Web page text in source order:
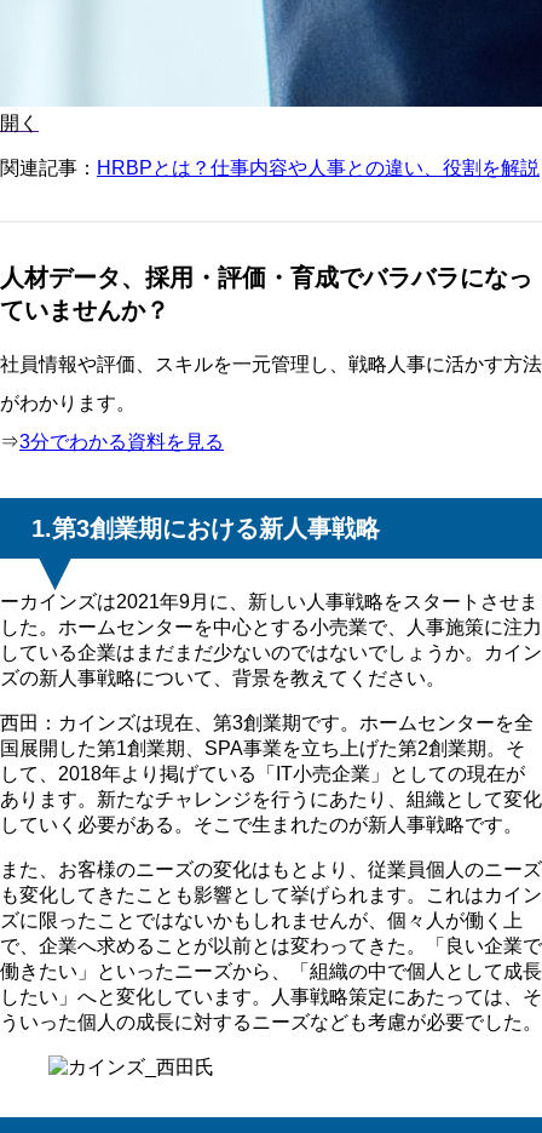
開く
関連記事： HRBPとは？仕事内容や人事との違い、役割を解説
人材データ、採用・評価・育成でバラバラになっ
ていませんか？
社員情報や評価、スキルを一元管理し、戦略人事に活かす方法
がわかります。
⇒3分でわかる資料を見る
1.第3創業期における新人事戦略
ーカインズは2021年9月に、新しい人事戦略をスタートさせま
した。ホームセンターを中心とする小売業で、人事施策に注力
している企業はまだまだ少ないのではないでしょうか。カイン
ズの新人事戦略について、背景を教えてください。
西田：カインズは現在、第3創業期です。ホームセンターを全
国展開した第1創業期、SPA事業を立ち上げた第2創業期。そ
して、2018年より掲げている「IT小売企業」としての現在が
あります。新たなチャレンジを行うにあたり、組織として変化
していく必要がある。そこで生まれたのが新人事戦略です。
また、お客様のニーズの変化はもとより、従業員個人のニーズ
も変化してきたことも影響として挙げられます。これはカイン
ズに限ったことではないかもしれませんが、個々人が働く上
で、企業へ求めることが以前とは変わってきた。「良い企業で
働きたい」といったニーズから、「組織の中で個人として成長
したい」へと変化しています。人事戦略策定にあたっては、そ
ういった個人の成長に対するニーズなども考慮が必要でした。